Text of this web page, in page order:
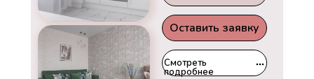
Оставить заявку
Смотреть
подробнее